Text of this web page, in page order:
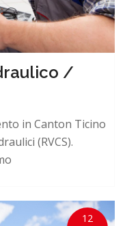
/
in Canton Ticino
(RVCS).
12